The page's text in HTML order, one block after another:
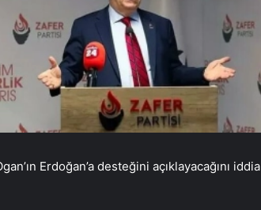
Erdoğan’a desteğini açıklayacağını iddia